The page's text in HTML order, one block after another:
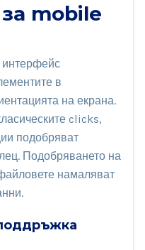
mobile
интерфейс
в
на екрана.
clicks,
подобряват
Подобряването на
намаляват